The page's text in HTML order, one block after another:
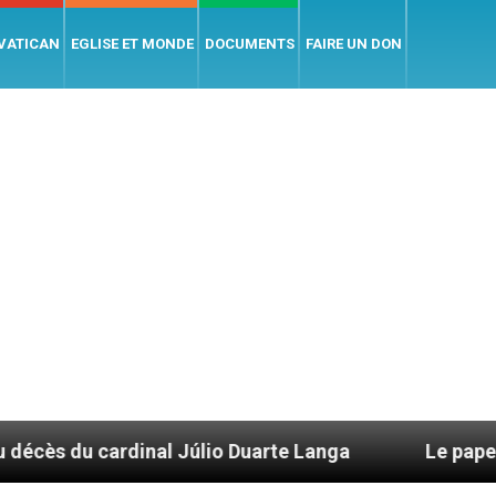
EGLISE ET MONDE DOCUMENTS FAIRE UN DON
Júlio Duarte Langa Le pape Léon XIV